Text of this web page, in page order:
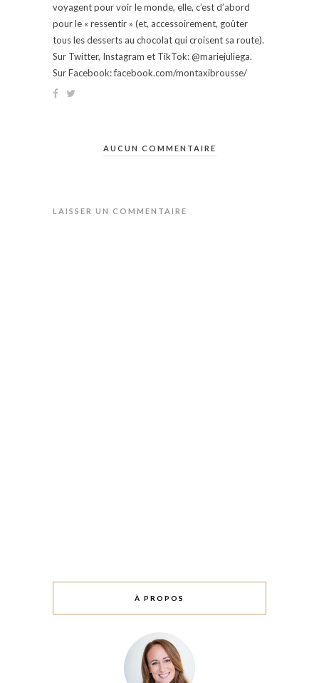
voyagent pour voir le monde, elle, c’est d’abord
pour le « ressentir » (et, accessoirement, goûter
tous les desserts au chocolat qui croisent sa route).
Sur Twitter, Instagram et TikTok: @mariejuliega.
Sur Facebook: facebook.com/montaxibrousse/
AUCUN COMMENTAIRE
LAISSER UN COMMENTAIRE
À PROPOS